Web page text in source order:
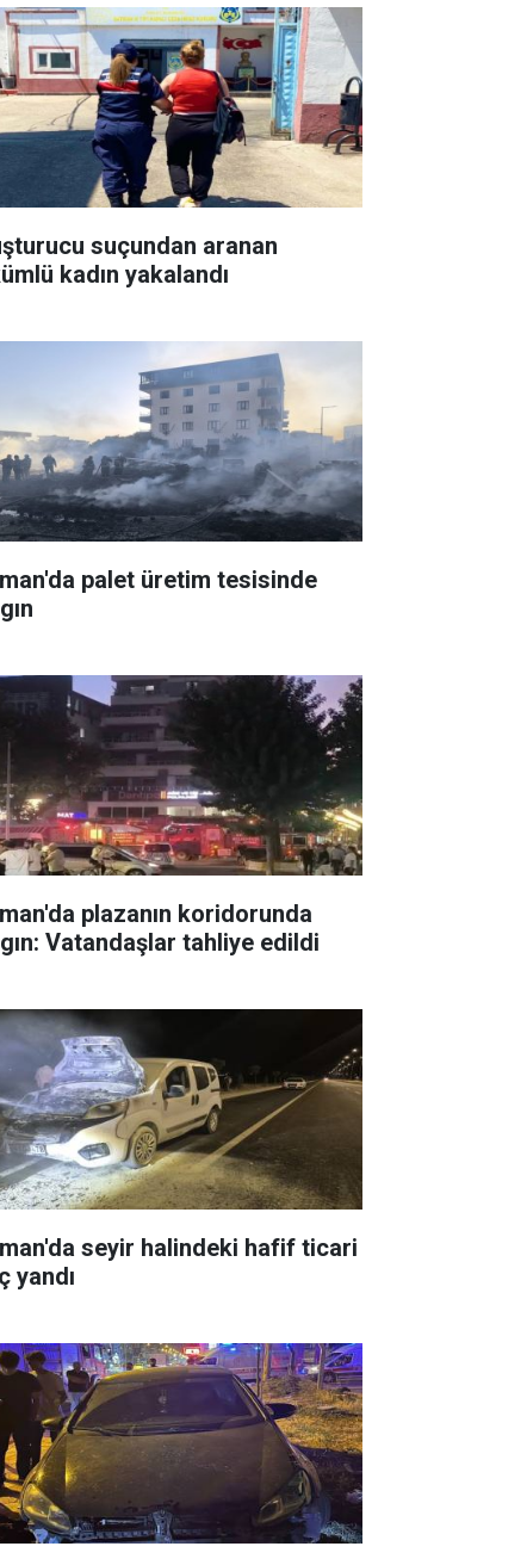
suçundan aranan
kadın yakalandı
palet üretim tesisinde
plazanın koridorunda
Vatandaşlar tahliye edildi
seyir halindeki hafif ticari
yandı